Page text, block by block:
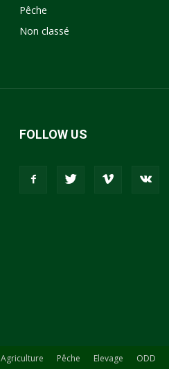
Pêche
Non classé
FOLLOW US
Agriculture Pêche Elevage ODD